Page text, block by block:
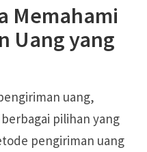
Memahami
Uang yang
uang,
pilihan yang
pengiriman uang